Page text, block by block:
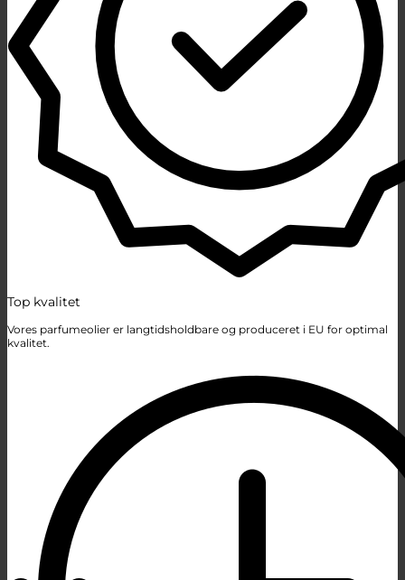
Top kvalitet
Vores parfumeolier er langtidsholdbare og produceret i EU for optimal
kvalitet.